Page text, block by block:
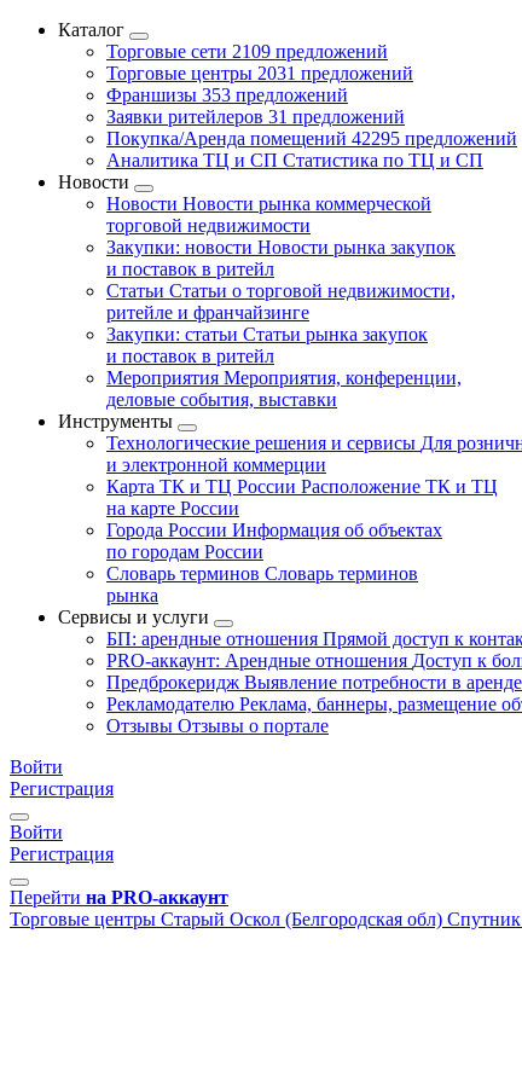
Каталог
Торговые сети 2109 предложений
Торговые центры 2031 предложений
Франшизы 353 предложений
Заявки ритейлеров 31 предложений
Покупка/Аренда помещений 42295 предложений
Аналитика ТЦ и СП Статистика по ТЦ и СП
Новости
Новости Новости рынка коммерческой
торговой недвижимости
Закупки: новости Новости рынка закупок
и поставок в ритейл
Статьи Статьи о торговой недвижимости,
ритейле и франчайзинге
Закупки: статьи Статьи рынка закупок
и поставок в ритейл
Мероприятия Мероприятия, конференции,
деловые события, выставки
Инструменты
Технологические решения и сервисы Для
и электронной коммерции
Карта ТК и ТЦ России Расположение ТК и ТЦ
на карте России
Города России Информация об объектах
по городам России
Словарь терминов Словарь терминов
рынка
Сервисы и услуги
БП: арендные отношения Прямой доступ к
PRO-аккаунт: Арендные отношения Доступ к
Предброкеридж Выявление потребности в
Рекламодателю Реклама, баннеры, размещение
Отзывы Отзывы о портале
Войти
Регистрация
Войти
Регистрация
Перейти на PRO-аккаунт
Торговые центры Старый Оскол (Белгородская обл)